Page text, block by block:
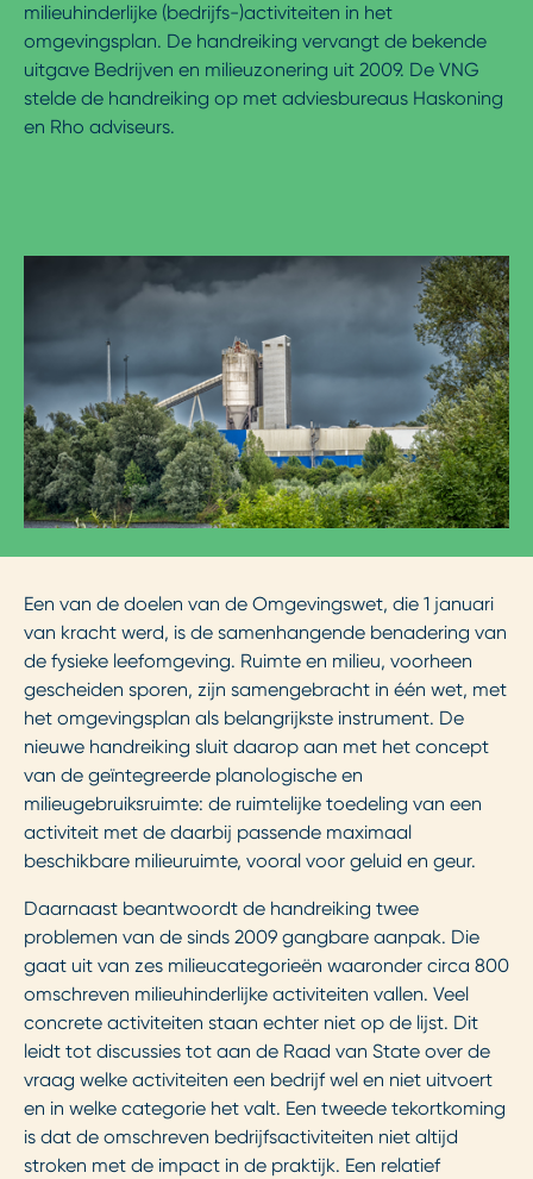
milieuhinderlijke (bedrijfs-)activiteiten in het
omgevingsplan. De handreiking vervangt de bekende
uitgave Bedrijven en milieuzonering uit 2009. De VNG
stelde de handreiking op met adviesbureaus Haskoning
en Rho adviseurs.
Een van de doelen van de Omgevingswet, die 1 januari
van kracht werd, is de samenhangende benadering van
de fysieke leefomgeving. Ruimte en milieu, voorheen
gescheiden sporen, zijn samengebracht in één wet, met
het omgevingsplan als belangrijkste instrument. De
nieuwe handreiking sluit daarop aan met het concept
van de geïntegreerde planologische en
milieugebruiksruimte: de ruimtelijke toedeling van een
activiteit met de daarbij passende maximaal
beschikbare milieuruimte, vooral voor geluid en geur.
Daarnaast beantwoordt de handreiking twee
problemen van de sinds 2009 gangbare aanpak. Die
gaat uit van zes milieucategorieën waaronder circa 800
omschreven milieuhinderlijke activiteiten vallen. Veel
concrete activiteiten staan echter niet op de lijst. Dit
leidt tot discussies tot aan de Raad van State over de
vraag welke activiteiten een bedrijf wel en niet uitvoert
en in welke categorie het valt. Een tweede tekortkoming
is dat de omschreven bedrijfsactiviteiten niet altijd
stroken met de impact in de praktijk. Een relatief